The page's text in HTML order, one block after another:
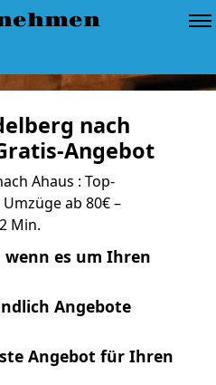
nach
Angebot
Ahaus : Top-
ab 80€ –
Min.
es um Ihren
Angebote
Angebot für Ihren